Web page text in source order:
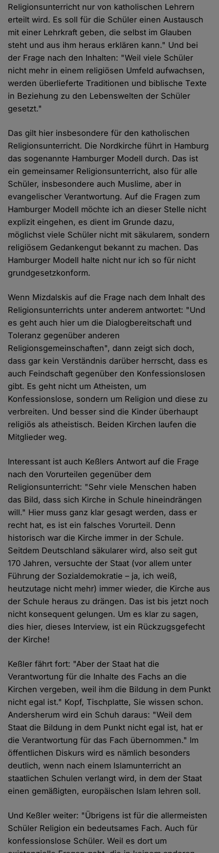
Religionsunterricht nur von katholischen Lehrern
erteilt wird. Es soll für die Schüler einen Austausch
mit einer Lehrkraft geben, die selbst im Glauben
steht und aus ihm heraus erklären kann." Und bei
der Frage nach den Inhalten: "Weil viele Schüler
nicht mehr in einem religiösen Umfeld aufwachsen,
werden überlieferte Traditionen und biblische Texte
in Beziehung zu den Lebenswelten der Schüler
gesetzt."
Das gilt hier insbesondere für den katholischen
Religionsunterricht. Die Nordkirche führt in Hamburg
das sogenannte Hamburger Modell durch. Das ist
ein gemeinsamer Religionsunterricht, also für alle
Schüler, insbesondere auch Muslime, aber in
evangelischer Verantwortung. Auf die Fragen zum
Hamburger Modell möchte ich an dieser Stelle nicht
explizit eingehen, es dient im Grunde dazu,
möglichst viele Schüler nicht mit säkularem, sondern
religiösem Gedankengut bekannt zu machen. Das
Hamburger Modell halte nicht nur ich so für nicht
grundgesetzkonform.
Wenn Mizdalskis auf die Frage nach dem Inhalt des
Religionsunterrichts unter anderem antwortet: "Und
es geht auch hier um die Dialogbereitschaft und
Toleranz gegenüber anderen
Religionsgemeinschaften", dann zeigt sich doch,
dass gar kein Verständnis darüber herrscht, dass es
auch Feindschaft gegenüber den Konfessionslosen
gibt. Es geht nicht um Atheisten, um
Konfessionslose, sondern um Religion und diese zu
verbreiten. Und besser sind die Kinder überhaupt
religiös als atheistisch. Beiden Kirchen laufen die
Mitglieder weg.
Interessant ist auch Keßlers Antwort auf die Frage
nach den Vorurteilen gegenüber dem
Religionsunterricht: "Sehr viele Menschen haben
das Bild, dass sich Kirche in Schule hineindrängen
will." Hier muss ganz klar gesagt werden, dass er
recht hat, es ist ein falsches Vorurteil. Denn
historisch war die Kirche immer in der Schule.
Seitdem Deutschland säkularer wird, also seit gut
170 Jahren, versuchte der Staat (vor allem unter
Führung der Sozialdemokratie – ja, ich weiß,
heutzutage nicht mehr) immer wieder, die Kirche aus
der Schule heraus zu drängen. Das ist bis jetzt noch
nicht konsequent gelungen. Um es klar zu sagen,
dies hier, dieses Interview, ist ein Rückzugsgefecht
der Kirche!
Keßler fährt fort: "Aber der Staat hat die
Verantwortung für die Inhalte des Fachs an die
Kirchen vergeben, weil ihm die Bildung in dem Punkt
nicht egal ist." Kopf, Tischplatte, Sie wissen schon.
Andersherum wird ein Schuh daraus: "Weil dem
Staat die Bildung in dem Punkt nicht egal ist, hat er
die Verantwortung für das Fach übernommen." Im
öffentlichen Diskurs wird es nämlich besonders
deutlich, wenn nach einem Islamunterricht an
staatlichen Schulen verlangt wird, in dem der Staat
einen gemäßigten, europäischen Islam lehren soll.
Und Keßler weiter: "Übrigens ist für die allermeisten
Schüler Religion ein bedeutsames Fach. Auch für
konfessionslose Schüler. Weil es dort um